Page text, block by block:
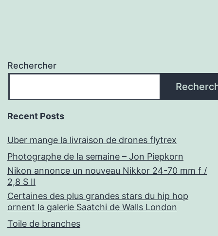
Rechercher
Recent Posts
Uber mange la livraison de drones flytrex
Photographe de la semaine – Jon Piepkorn
Nikon annonce un nouveau Nikkor 24-70 mm f /
2,8 S II
Certaines des plus grandes stars du hip hop
ornent la galerie Saatchi de Walls London
Toile de branches